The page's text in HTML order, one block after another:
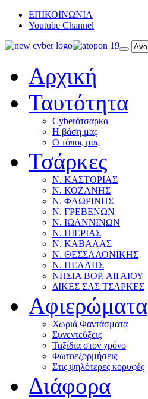
ΕΠΙΚΟΙΝΩΝΙΑ
Youtube Channel
Αρχική
Ταυτότητα
Cyberότσαρκα
Η βάση μας
Ο τόπος μας
Τσάρκες
Ν. ΚΑΣΤΟΡΙΑΣ
Ν. ΚΟΖΑΝΗΣ
Ν. ΦΛΩΡΙΝΗΣ
Ν. ΓΡΕΒΕΝΩΝ
Ν. ΙΩΑΝΝΙΝΩΝ
Ν. ΠΙΕΡΙΑΣ
Ν. ΚΑΒΑΛΑΣ
Ν. ΘΕΣΣΑΛΟΝΙΚΗΣ
Ν. ΠΕΛΛΗΣ
ΝΗΣΙΑ ΒΟΡ. ΑΙΓΑΙΟΥ
ΔΙΚΕΣ ΣΑΣ ΤΣΑΡΚΕΣ
Αφιερώματα
Χωριά Φαντάσματα
Συνεντεύξεις
Ταξίδια στον χρόνο
Φωτοεξορμήσεις
Στις ψηλότερες κορυφές
Διάφορα